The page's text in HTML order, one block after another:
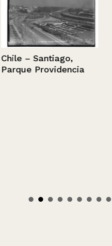
Chile – Santiago,
Parque Providencia